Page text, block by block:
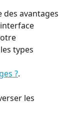
des avantages
types
?.
les